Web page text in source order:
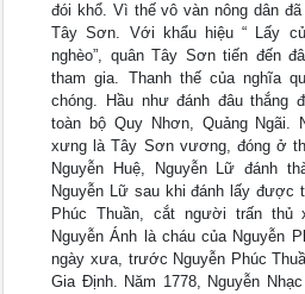
đói khổ. Vì thế vô vàn nông dân
Tây Sơn. Với khẩu hiệu “ Lấy
nghèo”, quân Tây Sơn tiến đến
tham gia. Thanh thế của nghĩa
chóng. Hầu như đánh đâu thắng
toàn bộ Quy Nhơn, Quảng Ngãi.
xưng là Tây Sơn vương, đóng ở
Nguyễn Huệ, Nguyễn Lữ đánh
Nguyễn Lữ sau khi đánh lấy được
Phúc Thuần, cắt người trấn
Nguyễn Ánh là cháu của Nguyễn
ngày xưa, trước Nguyễn Phúc
Gia Định. Năm 1778, Nguyễn